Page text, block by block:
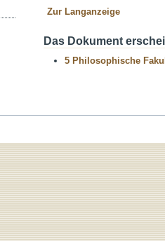
Zur Langanzeige
Das Dokument
5 Philosophische